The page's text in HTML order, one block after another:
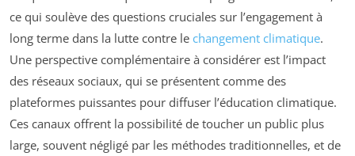
ce qui soulève des questions cruciales sur l’engagement à
long terme dans la lutte contre le changement climatique.
Une perspective complémentaire à considérer est l’impact
des réseaux sociaux, qui se présentent comme des
plateformes puissantes pour diffuser l’éducation climatique.
Ces canaux offrent la possibilité de toucher un public plus
large, souvent négligé par les méthodes traditionnelles, et de